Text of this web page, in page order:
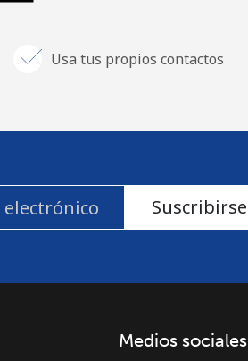
Usa tus propios contactos
Suscribirse
Medios sociales